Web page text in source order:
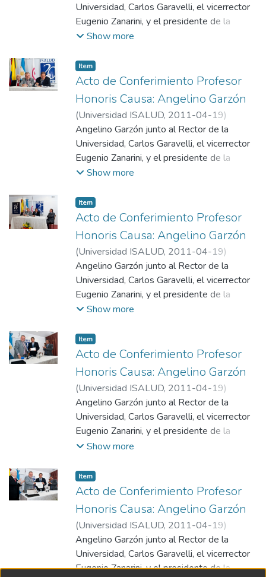
Universidad ISALUD
Universidad, Carlos Garavelli, el vicerrector
Eugenio Zanarini, y el presidente de la
Fundación, Dr. Mario González Astorquiza,
Profesor Honoris Causa el 19 de
septiembre de 2011.
Show more
Item
Acto de Conferimiento Profesor
Honoris Causa: Angelino Garzón
(Universidad ISALUD, 2011-04-19)
Departamento de Comunicación,
Universidad ISALUD
Angelino Garzón junto al Rector de la
Universidad, Carlos Garavelli, el vicerrector
Eugenio Zanarini, y el presidente de la
Fundación, Dr. Mario González Astorquiza,
Profesor Honoris Causa el 19 de
septiembre de 2011.
Show more
Item
Acto de Conferimiento Profesor
Honoris Causa: Angelino Garzón
(Universidad ISALUD, 2011-04-19)
Departamento de Comunicación,
Universidad ISALUD
Angelino Garzón junto al Rector de la
Universidad, Carlos Garavelli, el vicerrector
Eugenio Zanarini, y el presidente de la
Fundación, Dr. Mario González Astorquiza,
Profesor Honoris Causa el 19 de
septiembre de 2011.
Show more
Item
Acto de Conferimiento Profesor
Honoris Causa: Angelino Garzón
(Universidad ISALUD, 2011-04-19)
Departamento de Comunicación,
Universidad ISALUD
Angelino Garzón junto al Rector de la
Universidad, Carlos Garavelli, el vicerrector
Eugenio Zanarini, y el presidente de la
Fundación, Dr. Mario González Astorquiza,
Profesor Honoris Causa el 19 de
septiembre de 2011.
Show more
Item
Acto de Conferimiento Profesor
Honoris Causa: Angelino Garzón
(Universidad ISALUD, 2011-04-19)
Departamento de Comunicación,
Universidad ISALUD
Angelino Garzón junto al Rector de la
Universidad, Carlos Garavelli, el vicerrector
Eugenio Zanarini, y el presidente de la